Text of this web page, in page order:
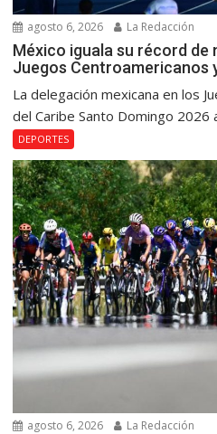
agosto 6, 2026 La Redacción
México iguala su récord de
Juegos Centroamericanos
La delegación mexicana en los
del Caribe Santo Domingo 2026
DEPORTES
agosto 6, 2026 La Redacción